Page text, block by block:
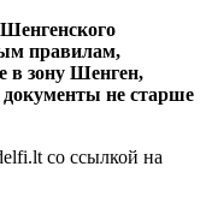
правилам,
в зону Шенген,
не старше
со ссылкой на